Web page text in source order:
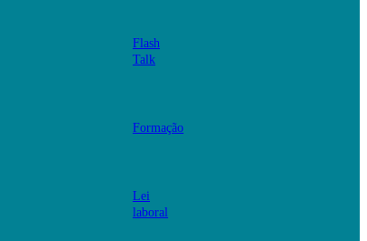
Flash
Talk
Formação
Lei
laboral